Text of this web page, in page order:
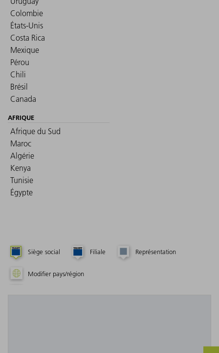
Colombie
États-Unis
Costa Rica
Mexique
Pérou
Chili
Brésil
Canada
AFRIQUE
Afrique du Sud
Maroc
Algérie
Kenya
Tunisie
Égypte
Siège social Filiale Représentation
Modifier pays/région